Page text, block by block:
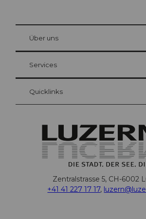
Gästekarte Luzern
Ihre Vorteile als Übernachtungsgast
at Bre
Über uns
Services
Quicklinks
Zentralstrasse 5, CH-6002
+41 41 227 17 17,